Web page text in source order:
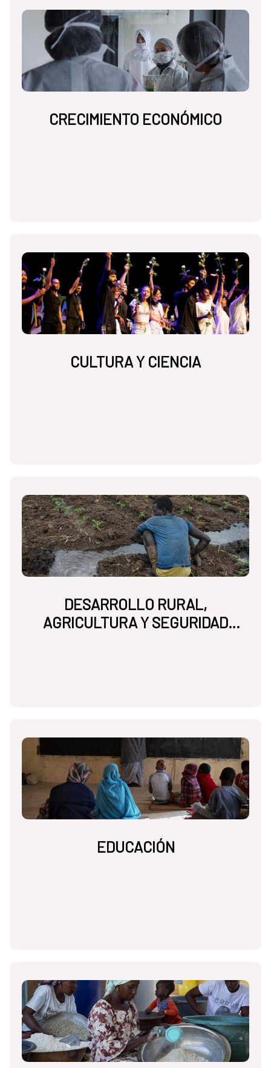
CRECIMIENTO ECONÓMICO
CULTURA Y CIENCIA
DESARROLLO RURAL,
AGRICULTURA Y SEGURIDAD
EDUCACIÓN